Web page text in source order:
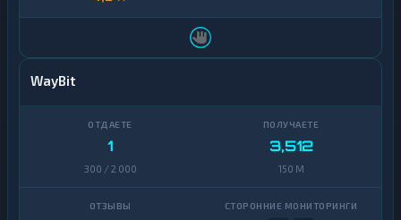
WayBit
1
300 / 2 000
3,512
150 M